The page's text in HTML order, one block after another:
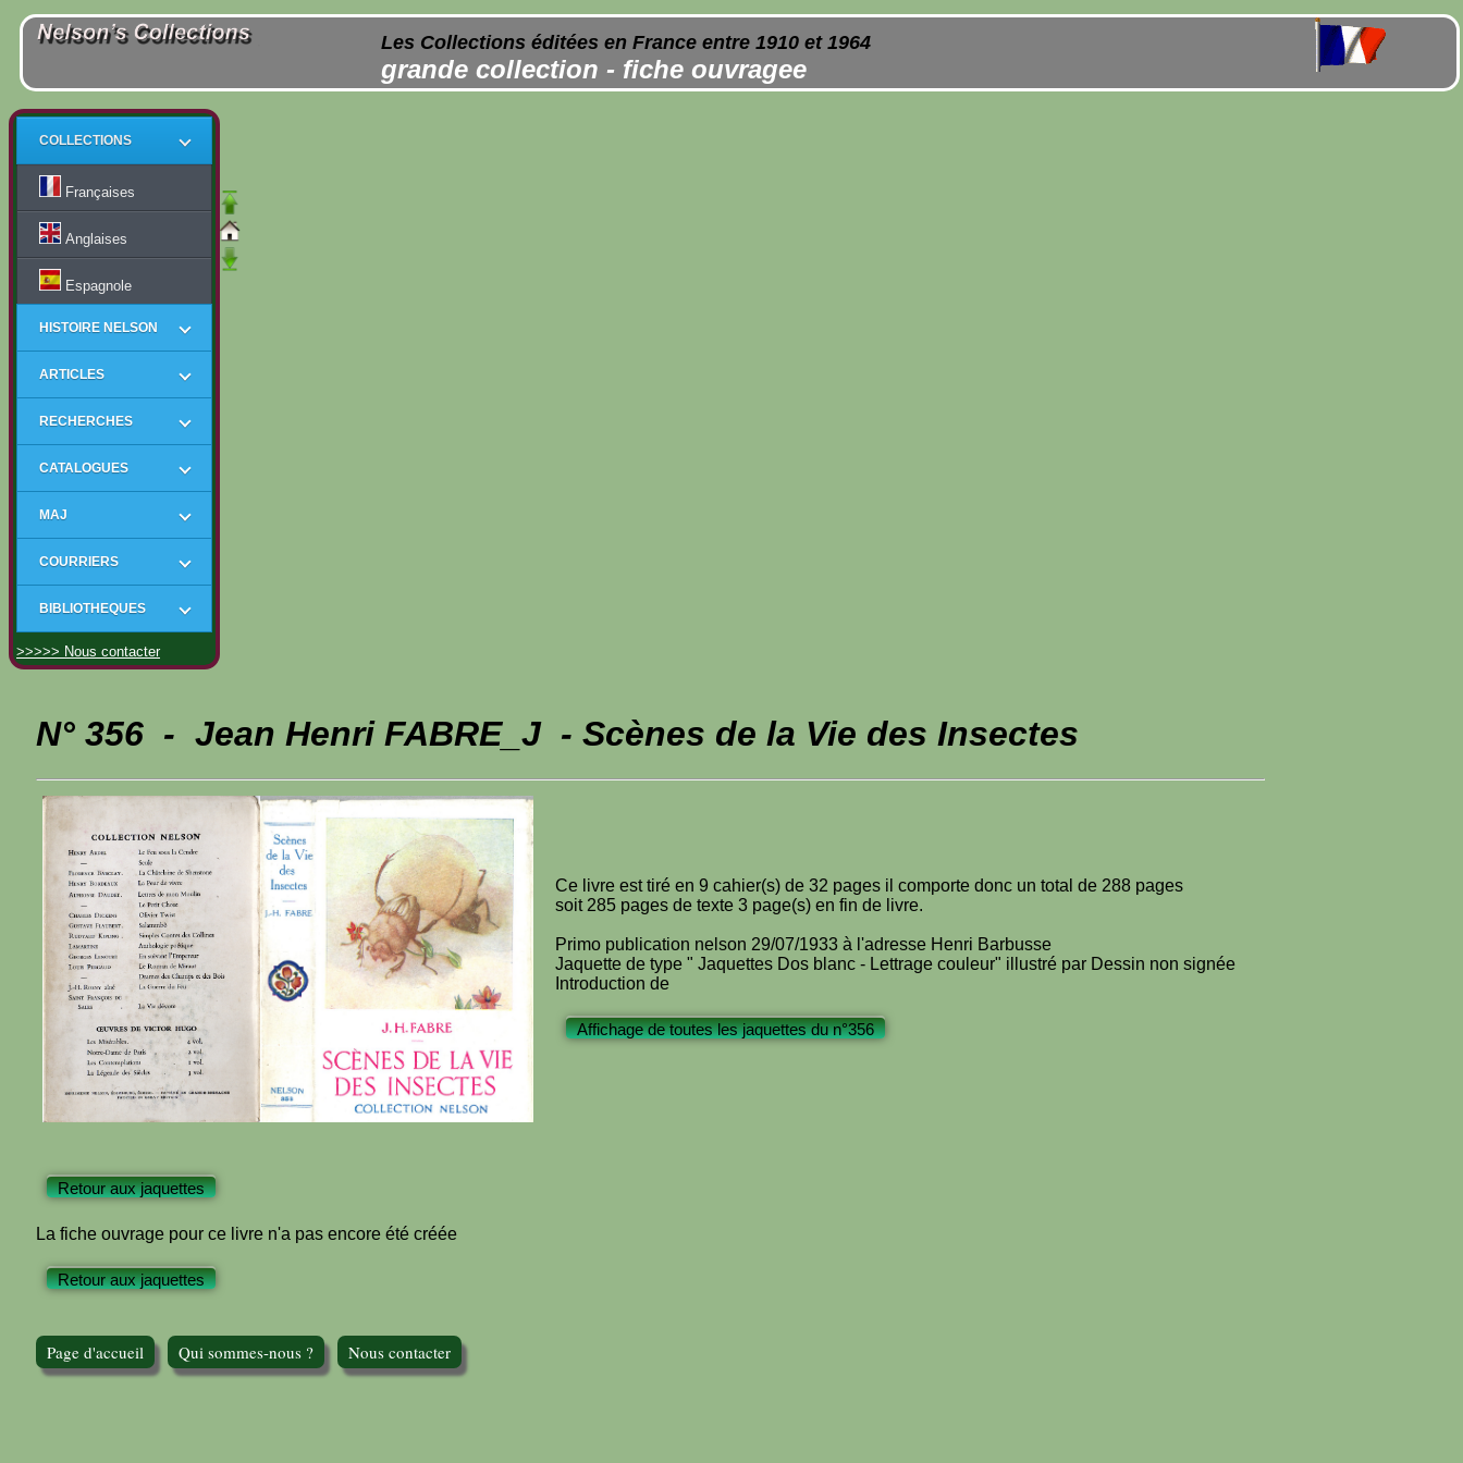
Les Collections éditées en France entre 1910 et 1964
grande collection - fiche ouvragee
COLLECTIONS
Françaises
Anglaises
Espagnole
HISTOIRE NELSON
ARTICLES
RECHERCHES
CATALOGUES
MAJ
COURRIERS
BIBLIOTHEQUES
>>>>> Nous contacter
N° 356 - Jean Henri FABRE_J - Scènes de la Vie des Insectes
Ce livre est tiré en 9 cahier(s) de 32 pages il comporte donc un total de 288 pages
soit 285 pages de texte 3 page(s) en fin de livre.
Primo publication nelson 29/07/1933 à l'adresse Henri Barbusse
Jaquette de type " Jaquettes Dos blanc - Lettrage couleur" illustré par Dessin non signée
Introduction de
Affichage de toutes les jaquettes du n°356
Retour aux jaquettes
La fiche ouvrage pour ce livre n'a pas encore été créée
Retour aux jaquettes
Page d'accueil Qui sommes-nous ? Nous contacter